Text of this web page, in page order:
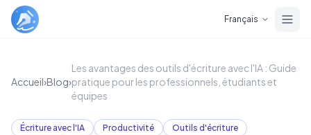
Français
Accueil›Blog›
Les avantages des outils d'écriture avec l'IA : Guide
pratique pour les professionnels, étudiants et
équipes
Écriture avec l'IA Productivité
Outils d'écriture